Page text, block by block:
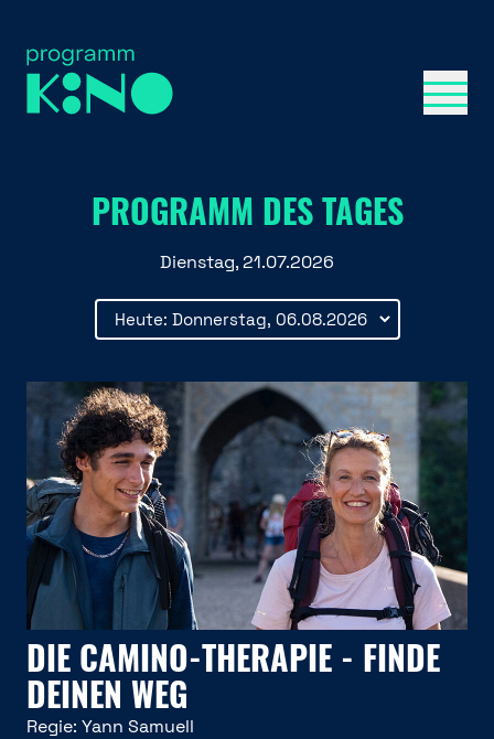
PROGRAMM DES TAGES
Dienstag, 21.07.2026
DIE CAMINO-THERAPIE - FINDE
DEINEN WEG
Regie: Yann Samuell